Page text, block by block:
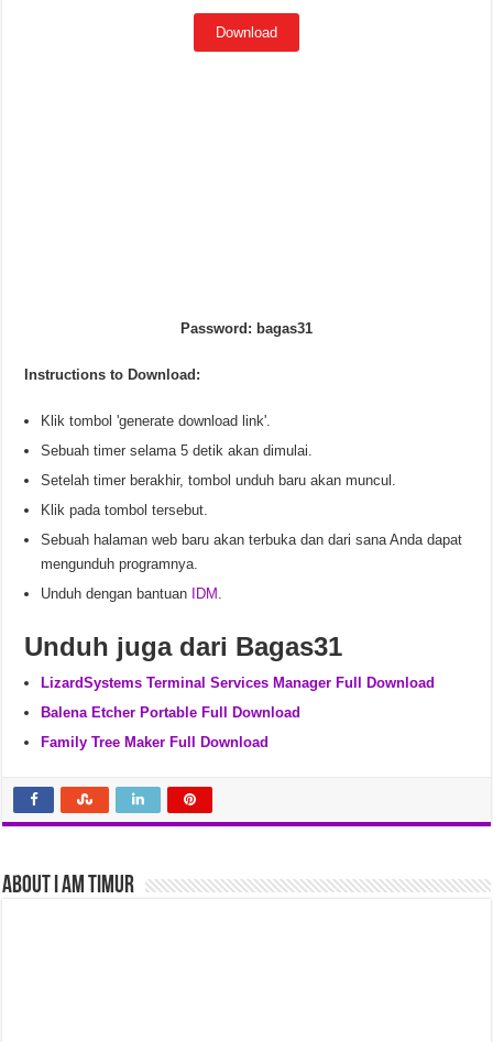
Download
Password: bagas31
Instructions to Download:
Klik tombol 'generate download link'.
Sebuah timer selama 5 detik akan dimulai.
Setelah timer berakhir, tombol unduh baru akan muncul.
Klik pada tombol tersebut.
Sebuah halaman web baru akan terbuka dan dari sana Anda dapat
mengunduh programnya.
Unduh dengan bantuan
IDM
Unduh juga dari Bagas31
LizardSystems Terminal Services Manager Full Download
Balena Etcher Portable Full Download
Family Tree Maker Full Download
About I am Timur